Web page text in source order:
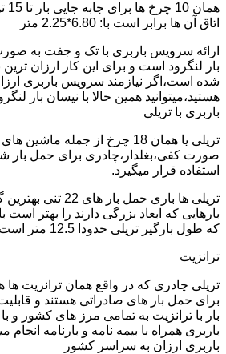
اتاق آن ها برابر است با: 6.80*2.25 متر
ارائه سرویس باربری با تک و جفت به
بار لنگرود است و برای این کار ارزان
شده است،اگر نیازمند سرویس باربری
هستید،میتوانید همین حالا با نیسان بار
باربری با تریلی
تریلی یا همان 18 چرخ از جمله
صورت کفی،بغلدار،چادری برای حمل
استفاده قرار میگیرد.
تریلی ها باری حمل بار
بارهایی که ابعاد بزرگی دارند را بهتر است
که طول بارگیر تریلی حدودا 12.5 متر است.
ترانزیت
تریلی چادری که در واقع همان ترانزیت ها
برای حمل بار های صادراتی هستند و
بار با ترانزیت به تمامی مرز های کشور و
باربری همراه با بیمه نامه و بارنامه انجام
باربری ارزان به سراسر کشور